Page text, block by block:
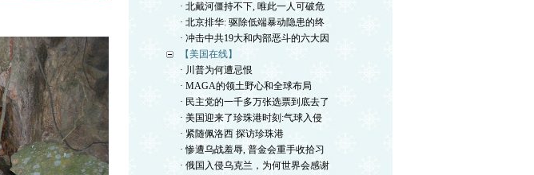
· 北戴河僵持不下, 唯此一人可破危
· 北京排华: 驱除低端暴动隐患的终
· 冲击中共19大和内部恶斗的六大因
【美国在线】
· 川普为何遭忌恨
· MAGA的领土野心和全球布局
· 民主党的一千多万张选票到底去了
· 美国迎来了珍珠港时刻:气球入侵
· 紧随佩洛西 探访珍珠港
· 惨遭乌战羞辱, 普金会重手收拾习
· 俄国入侵乌克兰，为何世界会感谢